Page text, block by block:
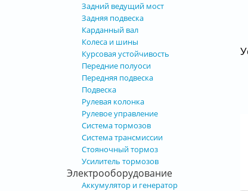
Задний ведущий мост
Задняя подвеска
Карданный вал
Колеса и шины
Курсовая устойчивость
Передние полуоси
Передняя подвеска
Подвеска
Рулевая колонка
Рулевое управление
Система тормозов
Система трансмиссии
Стояночный тормоз
Усилитель тормозов
Электрооборудование
Аккумулятор и генератор